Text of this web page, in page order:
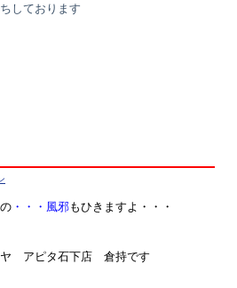
しております
・・・風邪もひきますよ・・・
アピタ石下店 倉持です